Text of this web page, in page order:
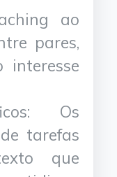
ao
pares,
interesse
Os
tarefas
que